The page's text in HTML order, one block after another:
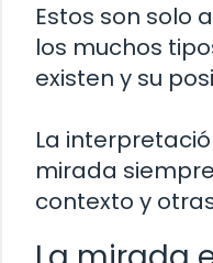
Estos son solo
los muchos
existen y su
La
mirada
contexto y